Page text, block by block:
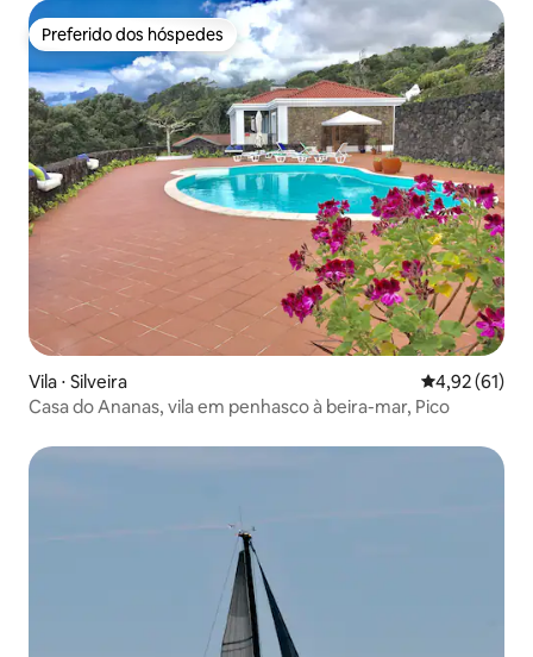
Preferido dos hóspedes
Preferido dos hóspedes
Vila ⋅ Silveira 4,92 de uma
4,92 (61)
Casa do Ananas, vila em penhasco à beira-mar, Pico